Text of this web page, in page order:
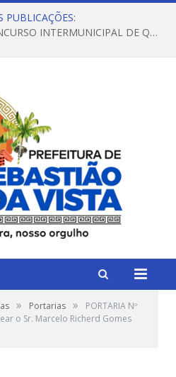
PUBLICAÇÕES:
REGULAMENTO DO X CONCURSO INTERMUNICIPAL DE QUADRILHAS JUNINAS – 2026 – ARRAIÁ DA VENEZA
» Portarias »
PORTARIA Nº
o Sr. Marcelo Richerd Gomes